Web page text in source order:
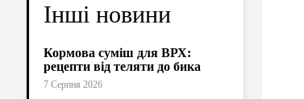
Інші новини
Кормова суміш для ВРХ:
рецепти від теляти до бика
7 Серпня 2026